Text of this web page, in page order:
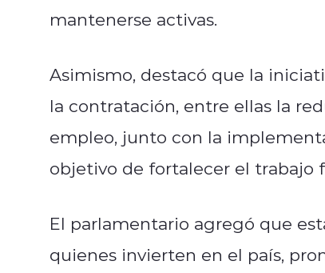
mantenerse activas.
Asimismo, destacó que la
la contratación, entre ellas la
empleo, junto con la
objetivo de fortalecer el trabajo
El parlamentario agregó que
quienes invierten en el país,